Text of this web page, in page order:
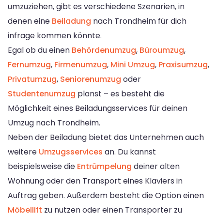
umzuziehen, gibt es verschiedene Szenarien, in
denen eine Beiladung nach Trondheim für dich
infrage kommen könnte.
Egal ob du einen Behördenumzug, Büroumzug,
Fernumzug, Firmenumzug, Mini Umzug, Praxisumzug,
Privatumzug, Seniorenumzug oder
Studentenumzug planst – es besteht die
Möglichkeit eines Beiladungsservices für deinen
Umzug nach Trondheim.
Neben der Beiladung bietet das Unternehmen auch
weitere Umzugsservices an. Du kannst
beispielsweise die Entrümpelung deiner alten
Wohnung oder den Transport eines Klaviers in
Auftrag geben. Außerdem besteht die Option einen
Möbellift zu nutzen oder einen Transporter zu